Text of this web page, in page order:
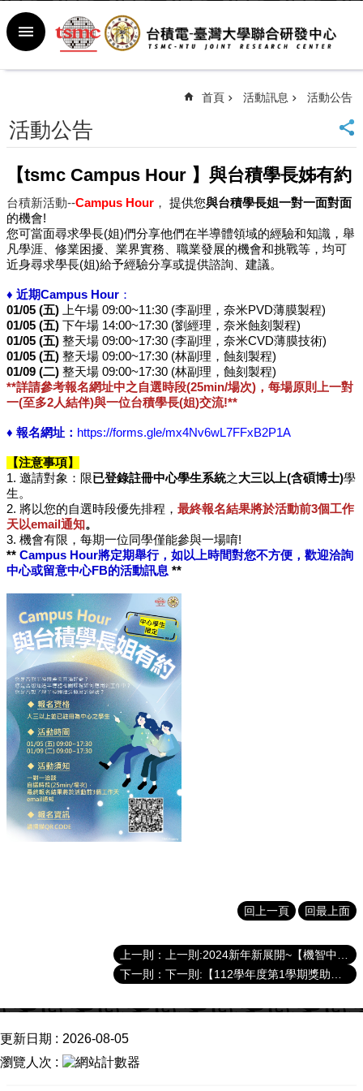
跳到主要內容區塊
進
首
頁
臺
首
頁
新
聞
行
事
曆
常
用
表
單
Facebook
關
於
我
們
產
學
合
作
學
生
方
案
榮
譽
成
就
活
動
訊
息
半
導
首頁 活動訊息 活動公告
活動公告
【tsmc Campus Hour 】與台積學長姊有約
台積新活動--Campus Hour ， 提供您與台積學長姐一對一面對面
的機會!
您可當面尋求學長(姐)們分享他們在半導體領域的經驗和知識， 舉
凡學涯、修業困擾、業界實務、職業發展的機會和挑戰等，均可
近身尋求學長(姐)給予經驗分享或提供諮詢、建議。
♦ 近期Campus Hour ：
01/05 (五) 上午場 09:00~11:30 (李副理，奈米PVD薄膜製程)
01/05 (五) 下午場 14:00~17:30 (劉經理，奈米蝕刻製程)
01/05 (五) 整天場 09:00~17:30 (李副理，奈米CVD薄膜技術)
01/05 (五) 整天場 09:00~17:30 (林副理，蝕刻製程)
01/09 (二) 整天場 09:00~17:30 (林副理，蝕刻製程)
**詳請參考報名網址中之自選時段(25min/場次) ，每場原則上一對
一(至多2人結伴)與一位台積學長(姐)交流!**
♦ 報名網址： https://forms.gle/mx4Nv6wL7FFxB2P1A
【注意事項】
1. 邀請對象：限已登錄註冊中心學生系統之大三以上(含碩博士)學
生。
2. 將以您的自選時段優先排程， 最終報名結果將於活動前3個工作
天以email 通知。
3. 機會有限，每期一位同學僅能參與一場唷!
** Campus Hour將定期舉行，如以上時間對您不方便，歡迎洽詢
中心或留意中心FB的活動訊息 **
回上一頁 回最上面
上一則:2024新年新展開~【機智中心生活】邀請中心學生報名同樂!
下一則:【112學年度第1學期獎助金】獲獎名單
更新日期
2026-08-05
瀏覽人次